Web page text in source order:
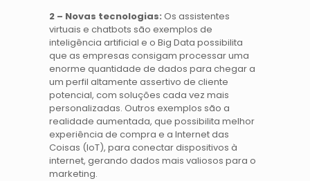
2 – Novas tecnologias: Os assistentes
virtuais e chatbots são exemplos de
inteligência artificial e o Big Data possibilita
que as empresas consigam processar uma
enorme quantidade de dados para chegar a
um perfil altamente assertivo de cliente
potencial, com soluções cada vez mais
personalizadas. Outros exemplos são a
realidade aumentada, que possibilita melhor
experiência de compra e a Internet das
Coisas (IoT), para conectar dispositivos à
internet, gerando dados mais valiosos para o
marketing.